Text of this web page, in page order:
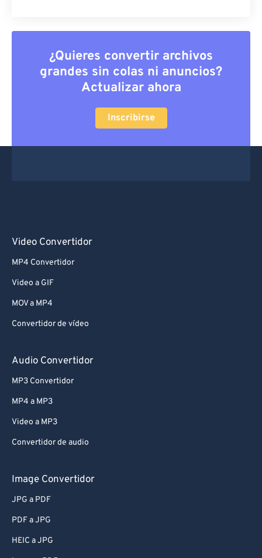
¿Quieres convertir archivos
grandes sin colas ni anuncios?
Actualizar ahora
Inscribirse
Video Convertidor
MP4 Convertidor
Video a GIF
MOV a MP4
Convertidor de vídeo
Audio Convertidor
MP3 Convertidor
MP4 a MP3
Video a MP3
Convertidor de audio
Image Convertidor
JPG a PDF
PDF a JPG
HEIC a JPG